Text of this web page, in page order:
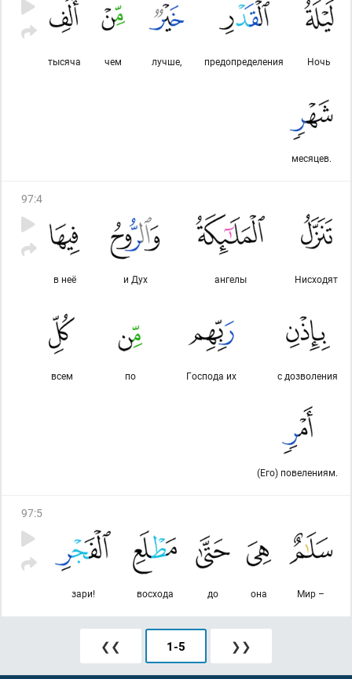
Ночь
предопределения
лучше,
чем
тысяча
месяцев.
97:4
Нисходят
ангелы
и Дух
в неё
с дозволения
Господа их
по
всем
(Его) повелениям.
97:5
Мир –
она
до
восхода
зари!
❮❮ 1-5 ❯❯